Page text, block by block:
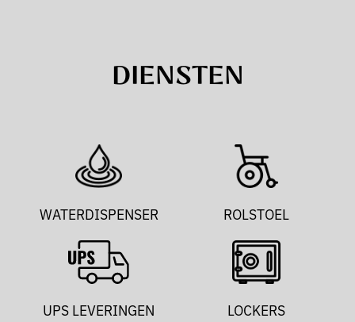
DIENSTEN
WATERDISPENSER ROLSTOEL
UPS LEVERINGEN LOCKERS